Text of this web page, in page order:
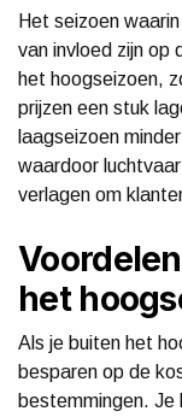
Het seizoen
van invloed zijn op
het hoogseizoen,
prijzen een stuk
laagseizoen
waardoor
verlagen om
het
Als je buiten het
besparen op de
bestemmingen. Je